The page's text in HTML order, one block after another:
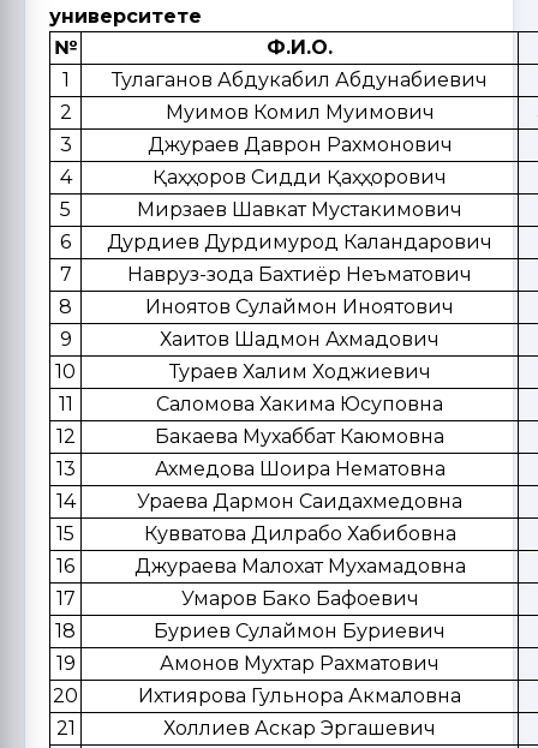
университете
№
Ф.И.О.
1
Тулаганов Абдукабил Абдунабиевич
2
Муқимов Комил Муқимович
3
Джураев Даврон Рахмонович
4
Қаҳҳоров Сиддиқ Қаҳҳорович
5
Мирзаев Шавкат Мустакимович
6
Дурдиев Дурдимурод Каландарович
7
Навруз-зода Бахтиёр Неъматович
8
Иноятов Сулаймон Иноятович
9
Хаитов Шадмон Ахмадович
10
Тураев Халим Ходжиевич
11
Саломова Хакима Юсуповна
12
Бакаева Мухаббат Каюмовна
13
Ахмедова Шоира Нематовна
14
Ураева Дармон Саидахмедовна
15
Кувватова Дилрабо Хабибовна
16
Джураева Малохат Мухамадовна
17
Умаров Бако Бафоевич
18
Буриев Сулаймон Буриевич
19
Амонов Мухтар Рахматович
20
Ихтиярова Гульнора Акмаловна
21
Холлиев Аскар Эргашевич